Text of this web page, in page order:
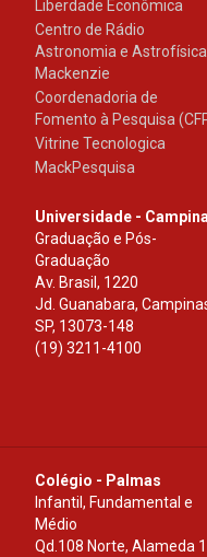
Liberdade Econômica
Centro de Rádio
Astronomia e Astrofísica
Mackenzie
Coordenadoria de
Fomento à Pesquisa
Vitrine Tecnologica
MackPesquisa
Universidade -
Graduação e Pós-
Graduação
Av. Brasil, 1220
Jd. Guanabara,
SP, 13073-148
(19) 3211-4100
Colégio - Palmas
Infantil, Fundamental e
Médio
Qd.108 Norte, Alameda